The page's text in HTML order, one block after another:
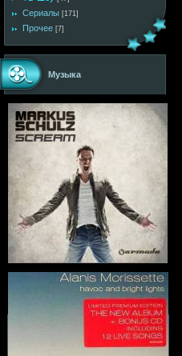
Сериалы [171]
Прочее [7]
Музыка